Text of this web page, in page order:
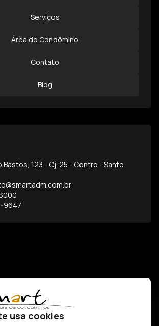
usa cookies
Serviços
Área do Condômino
Contato
Blog
Bastos, 123 - Cj. 25 - Centro - Santo
9647